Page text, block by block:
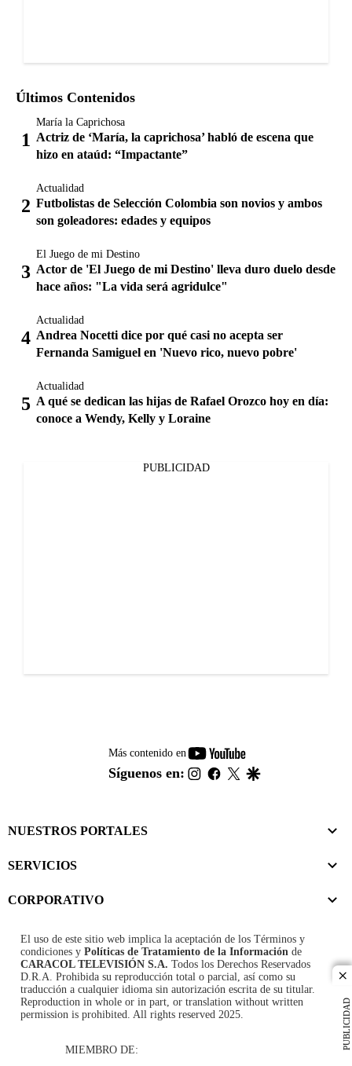
PUBLICIDAD
Últimos Contenidos
María la Caprichosa
Actriz de ‘María, la caprichosa’ habló de escena que
hizo en ataúd: “Impactante”
Actualidad
Futbolistas de Selección Colombia son novios y ambos
son goleadores: edades y equipos
El Juego de mi Destino
Actor de 'El Juego de mi Destino' lleva duro duelo desde
hace años: "La vida será agridulce"
Actualidad
Andrea Nocetti dice por qué casi no acepta ser
Fernanda Samiguel en 'Nuevo rico, nuevo pobre'
Actualidad
A qué se dedican las hijas de Rafael Orozco hoy en día:
conoce a Wendy, Kelly y Loraine
PUBLICIDAD
Más contenido en
youtube-
footer
Síguenos en: instagram
facebook
twitter
NUESTROS PORTALES
SERVICIOS
CORPORATIVO
El uso de este sitio web implica la aceptación de los Términos y
condiciones y Políticas de Tratamiento de la Información de
CARACOL TELEVISIÓN S.A. Todos los Derechos Reservados
D.R.A. Prohibida su reproducción total o parcial, así como su
traducción a cualquier idioma sin autorización escrita de su titular.
Reproduction in whole or in part, or translation without written
permission is prohibited. All rights reserved 2025.
MIEMBRO DE: